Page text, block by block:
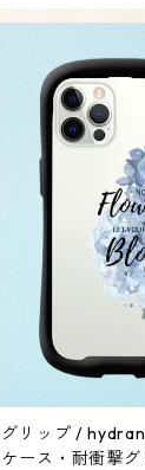
グリップ /
ケース・耐衝撃